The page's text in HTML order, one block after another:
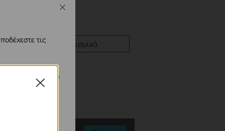
Υλικολογισμικό
Close
τις
Close